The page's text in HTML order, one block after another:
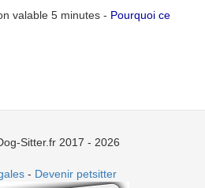
valable 5 minutes - Pourquoi ce
Sitter.fr 2017 - 2026
- Devenir petsitter